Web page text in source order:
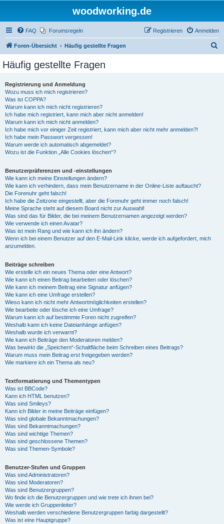
woodworking.de
FAQ Forumsregeln Anmelden
Registrieren
Foren-Übersicht Häufig gestellte Fragen
Häufig gestellte Fragen
Registrierung und Anmeldung
Wozu muss ich mich registrieren?
Was ist COPPA?
Warum kann ich mich nicht registrieren?
Ich habe mich registriert, kann mich aber nicht anmelden!
Warum kann ich mich nicht anmelden?
Ich habe mich vor einiger Zeit registriert, kann mich aber nicht mehr anmelden?!
Ich habe mein Passwort vergessen!
Warum werde ich automatisch abgemeldet?
Wozu ist die Funktion „Alle Cookies löschen“?
Benutzerpräferenzen und -einstellungen
Wie kann ich meine Einstellungen ändern?
Wie kann ich verhindern, dass mein Benutzername in der Online-Liste auftaucht?
Die Forenuhr geht falsch!
Ich habe die Zeitzone eingestellt, aber die Forenuhr geht immer noch falsch!
Meine Sprache steht auf diesem Board nicht zur Auswahl!
Was sind das für Bilder, die bei meinem Benutzernamen angezeigt werden?
Wie verwende ich einen Avatar?
Was ist mein Rang und wie kann ich ihn ändern?
Wenn ich bei einem Benutzer auf den E-Mail-Link klicke, werde ich aufgefordert, mich
anzumelden.
Beiträge schreiben
Wie erstelle ich ein neues Thema oder eine Antwort?
Wie kann ich einen Beitrag bearbeiten oder löschen?
Wie kann ich meinem Beitrag eine Signatur anfügen?
Wie kann ich eine Umfrage erstellen?
Wieso kann ich nicht mehr Antwortmöglichkeiten erstellen?
Wie bearbeite oder lösche ich eine Umfrage?
Warum kann ich auf bestimmte Foren nicht zugreifen?
Weshalb kann ich keine Dateianhänge anfügen?
Weshalb wurde ich verwarnt?
Wie kann ich Beiträge den Moderatoren melden?
Was bewirkt die „Speichern“-Schaltfläche beim Schreiben eines Beitrags?
Warum muss mein Beitrag erst freigegeben werden?
Wie markiere ich ein Thema als neu?
Textformatierung und Thementypen
Was ist BBCode?
Kann ich HTML benutzen?
Was sind Smileys?
Kann ich Bilder in meine Beiträge einfügen?
Was sind globale Bekanntmachungen?
Was sind Bekanntmachungen?
Was sind wichtige Themen?
Was sind geschlossene Themen?
Was sind Themen-Symbole?
Benutzer-Stufen und Gruppen
Was sind Administratoren?
Was sind Moderatoren?
Was sind Benutzergruppen?
Wo finde ich die Benutzergruppen und wie trete ich ihnen bei?
Wie werde ich Gruppenleiter?
Weshalb werden verschiedene Benutzergruppen farbig dargestellt?
Was ist eine Hauptgruppe?